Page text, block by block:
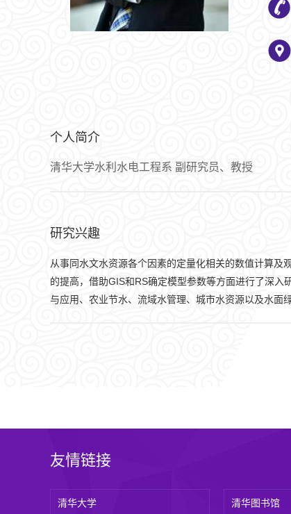
个人简介
清华大学水利水电工程系 副研究员、教授
研究兴趣
从事同水文水资源各个因素的定量化相关的数值计算
的提高，借助GIS和RS确定模型参数等方面进行了深
与应用、农业节水、流域水管理、城市水资源以及水
友情链接
清华大学 清华图书馆